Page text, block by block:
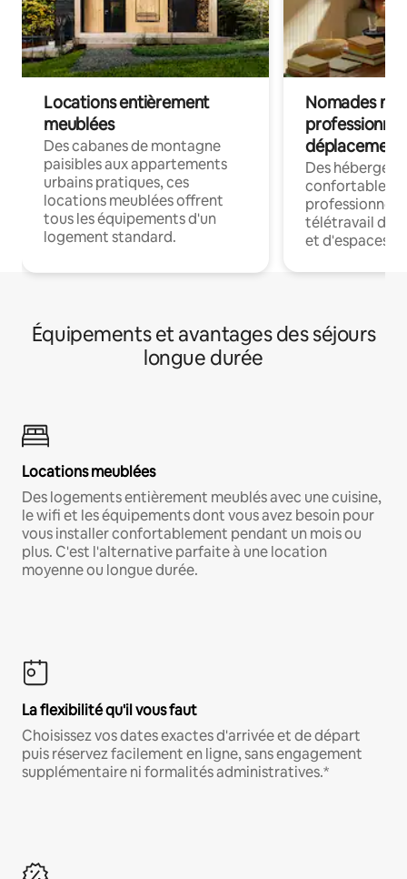
Locations entièrement
meublées
Des cabanes de montagne
paisibles aux appartements
urbains pratiques, ces
locations meublées offrent
tous les équipements d'un
logement standard.
Nomades
déplacement
Des
confortables
professionnels
télétravail
et d'espaces
Équipements et avantages des séjours
longue durée
Locations meublées
Des logements entièrement meublés avec une cuisine,
le wifi et les équipements dont vous avez besoin pour
vous installer confortablement pendant un mois ou
plus. C'est l'alternative parfaite à une location
moyenne ou longue durée.
La flexibilité qu'il vous faut
Choisissez vos dates exactes d'arrivée et de départ
puis réservez facilement en ligne, sans engagement
supplémentaire ni formalités administratives.*